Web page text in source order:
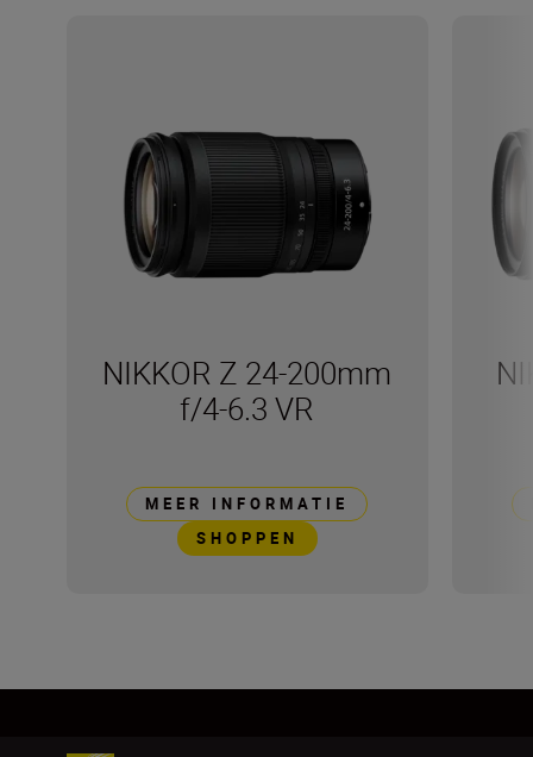
NIKKOR Z 24-200mm
f/4-6.3 VR
MEER INFORMATIE
SHOPPEN